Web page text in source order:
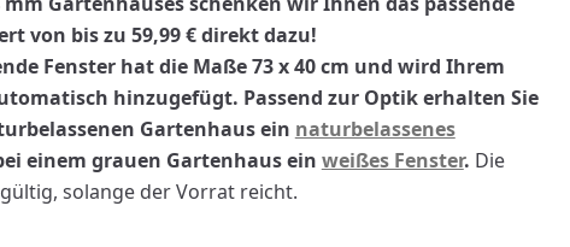
von bis zu 59,99 € direkt dazu!
Fenster hat die Maße73 x 40 cm und wird Ihrem
hinzugefügt. Passend zur Optik erhalten Sie
Gartenhaus ein naturbelassenes
einem grauen Gartenhaus ein weißes Fenster. Die
solange der Vorrat reicht.